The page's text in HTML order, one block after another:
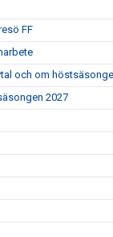
FF
och om
2027